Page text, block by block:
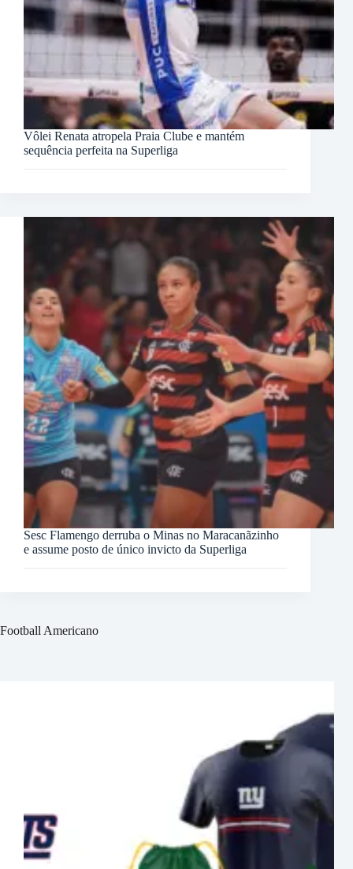
Vôlei Renata atropela Praia Clube e mantém
sequência perfeita na Superliga
Sesc Flamengo derruba o Minas no Maracanãzinho
e assume posto de único invicto da Superliga
Football Americano